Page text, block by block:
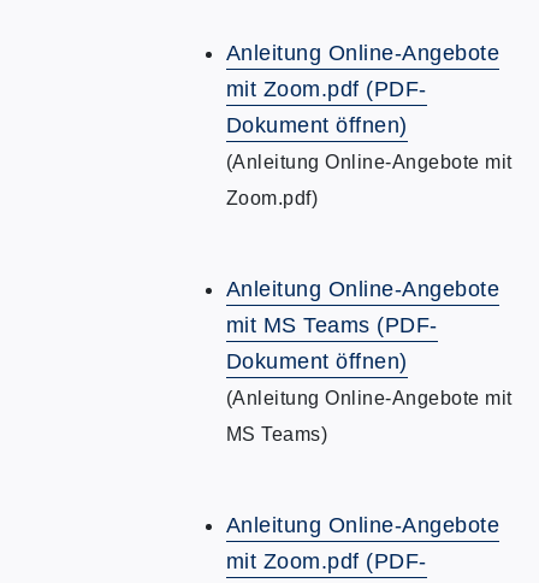
Anleitung Online-Angebote
mit Zoom.pdf (PDF-
Dokument öffnen)
(Anleitung Online-Angebote mit
Zoom.pdf)
Anleitung Online-Angebote
mit MS Teams (PDF-
Dokument öffnen)
(Anleitung Online-Angebote mit
MS Teams)
Anleitung Online-Angebote
mit Zoom.pdf (PDF-